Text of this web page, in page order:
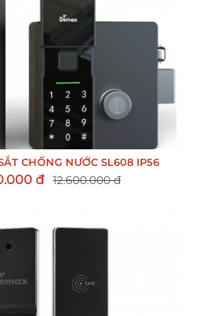
CHỐNG NƯỚC SL608 IP56
đ 12.600.000 đ